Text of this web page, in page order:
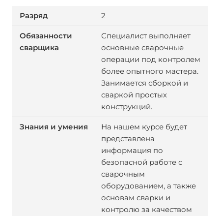
2
Специалист выполняет
основные сварочные
операции под контролем
более опытного мастера.
Занимается сборкой и
сваркой простых
конструкций.
На нашем курсе будет
представлена
информация по
безопасной работе с
сварочным
оборудованием, а также
основам сварки и
контролю за качеством